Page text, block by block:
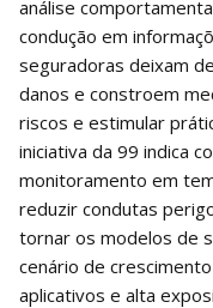
análise
condução em
seguradoras deixam
danos e constroem
riscos e estimular
iniciativa da 99 indica
monitoramento em
reduzir condutas
tornar os modelos de
cenário de
aplicativos e alta